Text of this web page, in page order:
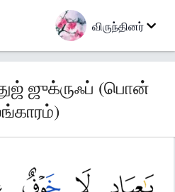
விருந்தினர்
ஜுக்ருஃப் (பொன்